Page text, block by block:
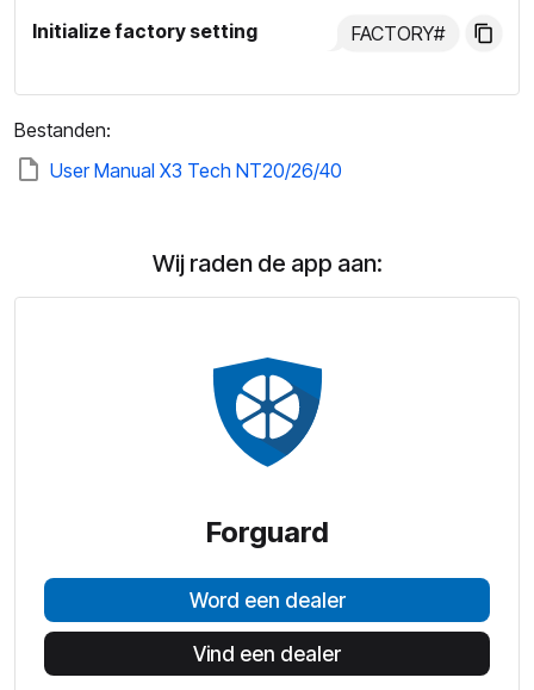
Initialize factory setting FACTORY#
Bestanden:
User Manual X3 Tech NT20/26/40
Wij raden de app aan:
Forguard
Word een dealer
Vind een dealer